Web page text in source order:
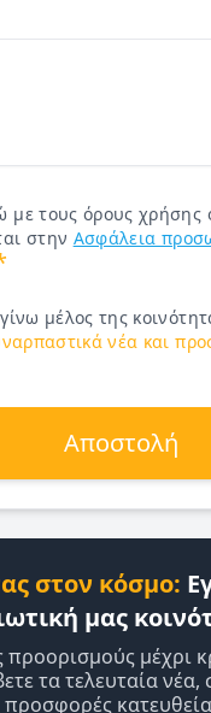
τους όρους χρήσης
στην Ασφάλεια
μέλος της
νέα και
Αποστολή
στον κόσμο:
μας
προορισμούς μέχρι
τα τελευταία
προσφορές